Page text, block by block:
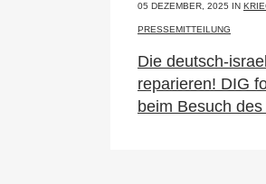
05 DEZEMBER, 2025 IN
PRESSEMITTEILUNG
Die deutsch-
reparieren! DIG
beim Besuch